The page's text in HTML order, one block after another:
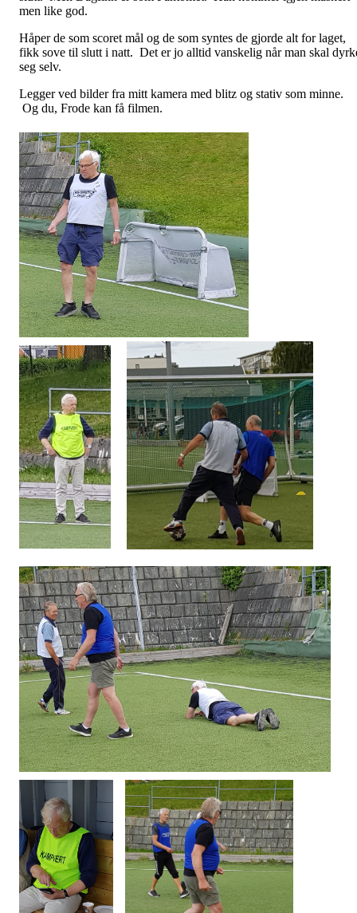
men like god.
Håper de som scoret mål og de som syntes de gjorde alt for laget,
fikk sove til slutt i natt. Det er jo alltid vanskelig når man skal
seg selv.
Legger ved bilder fra mitt kamera med blitz og stativ som minne.
Og du, Frode kan få filmen.